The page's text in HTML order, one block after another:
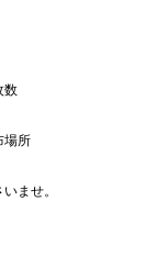
数
場所
ませ。